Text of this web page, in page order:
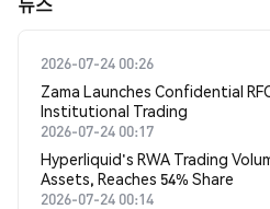
2026-07-24 00:26
Zama Launches Confidential
Institutional Trading
2026-07-24 00:17
Hyperliquid's RWA Trading
Assets, Reaches 54% Share
2026-07-24 00:14